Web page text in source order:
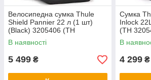
Велосипедна сумка Thule
Shield Pannier 22 л (1 шт)
(Black) 3205406 (TH
3205406)
В наявності
5 499 ₴
Сумка
Inlock
(TH
В
4 299 ₴